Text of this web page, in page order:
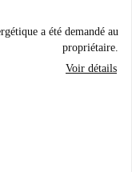
a été demandé au
propriétaire.
Voir détails